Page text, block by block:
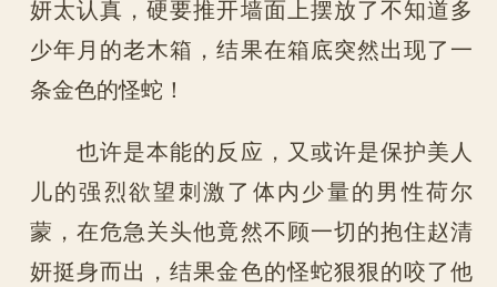
妍太认真，硬要推开墙面上摆放了不知道多
少年月的老木箱，结果在箱底突然出现了一
条金色的怪蛇！
也许是本能的反应，又或许是保护美人
儿的强烈欲望刺激了体内少量的男性荷尔
蒙，在危急关头他竟然不顾一切的抱住赵清
妍挺身而出，结果金色的怪蛇狠狠的咬了他